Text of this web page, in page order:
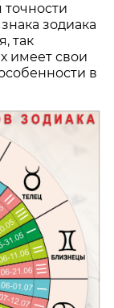
точности
зодиака
так
имеет свои
в